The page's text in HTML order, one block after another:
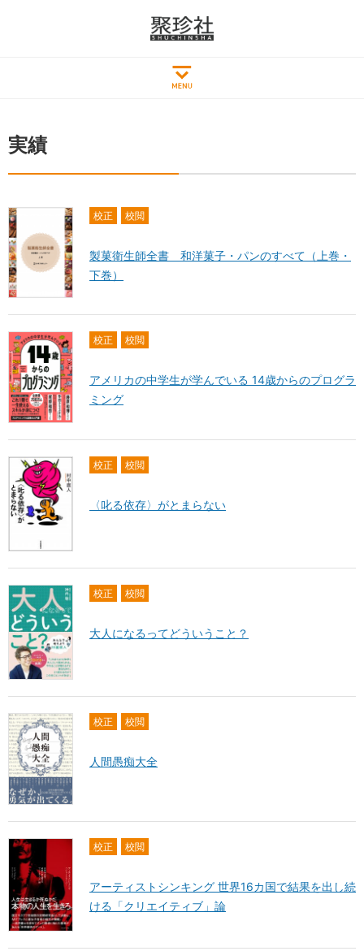
実績
校正 校閲
製菓衛生師全書 和洋菓子・パンのすべて（上巻・
下巻）
校正 校閲
アメリカの中学生が学んでいる 14歳からのプログラ
ミング
校正 校閲
〈叱る依存〉がとまらない
校正 校閲
大人になるってどういうこと？
校正 校閲
人間愚痴大全
校正 校閲
アーティストシンキング 世界16カ国で結果を出し続
ける「クリエイティブ」論